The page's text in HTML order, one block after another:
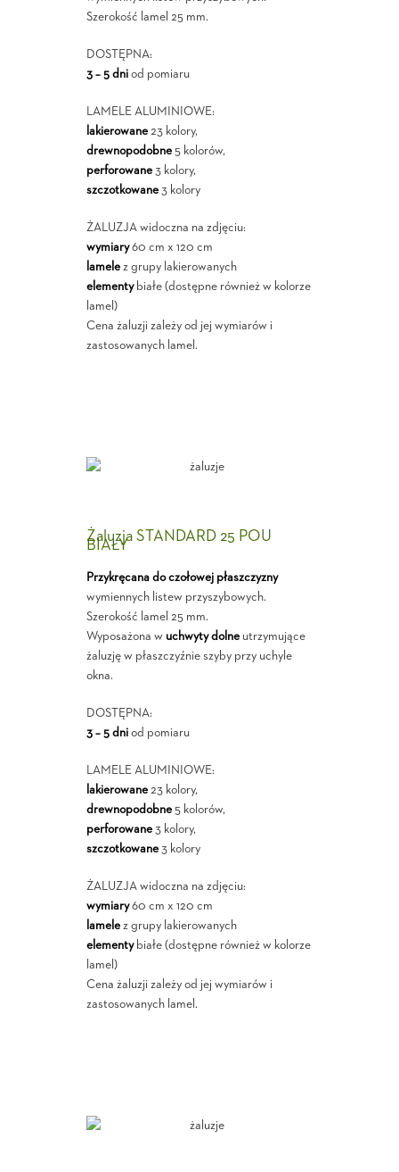
Szerokość lamel 25 mm.
DOSTĘPNA:
3 – 5 dniod pomiaru
LAMELE ALUMINIOWE:
lakierowane23 kolory,
drewnopodobne5 kolorów,
perforowane3 kolory,
szczotkowane3 kolory
ŻALUZJA widoczna na zdjęciu:
wymiary60 cm x 120 cm
lamelez grupy lakierowanych
elementybiałe (dostępne również w kolorze
lamel)
Cena żaluzji zależy od jej wymiarów i
zastosowanych lamel.
Żaluzja STANDARD 25 POU
BIAŁY
Przykręcana do czołowej płaszczyzny
wymiennych listew przyszybowych.
Szerokość lamel 25 mm.
Wyposażona w uchwyty dolneutrzymujące
żaluzję w płaszczyźnie szyby przy uchyle
okna.
DOSTĘPNA:
3 – 5 dniod pomiaru
LAMELE ALUMINIOWE:
lakierowane23 kolory,
drewnopodobne5 kolorów,
perforowane3 kolory,
szczotkowane3 kolory
ŻALUZJA widoczna na zdjęciu:
wymiary60 cm x 120 cm
lamelez grupy lakierowanych
elementybiałe (dostępne również w kolorze
lamel)
Cena żaluzji zależy od jej wymiarów i
zastosowanych lamel.